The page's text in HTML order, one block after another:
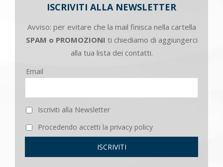
ISCRIVITI ALLA NEWSLETTER
Avviso: per evitare che la mail finisca nella cartella
SPAM o PROMOZIONI ti chiediamo di aggiungerci
alla tua lista dei contatti.
Email
Iscriviti alla Newsletter
Procedendo accetti la privacy policy